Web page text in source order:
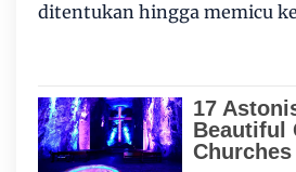
ditentukan hingga memicu